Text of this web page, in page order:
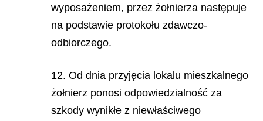
wyposażeniem, przez żołnierza następuje
na podstawie protokołu zdawczo-
odbiorczego.
12. Od dnia przyjęcia lokalu mieszkalnego
żołnierz ponosi odpowiedzialność za
szkody wynikłe z niewłaściwego